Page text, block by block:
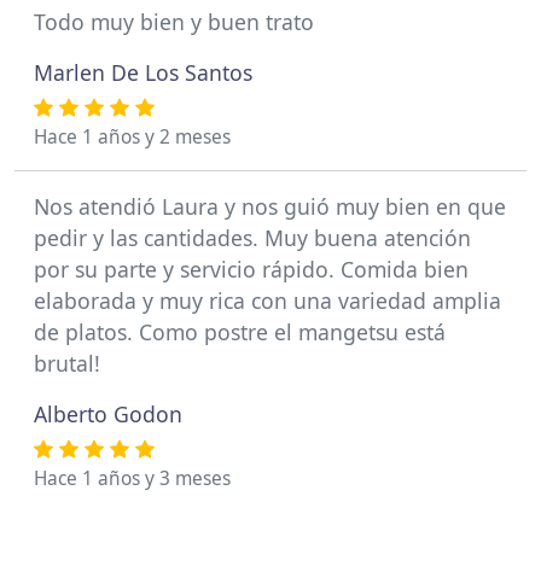
Todo muy bien y buen trato
Marlen De Los Santos
Hace 1 años y 2 meses
Nos atendió Laura y nos guió muy bien en que
pedir y las cantidades. Muy buena atención
por su parte y servicio rápido. Comida bien
elaborada y muy rica con una variedad amplia
de platos. Como postre el mangetsu está
brutal!
Alberto Godon
Hace 1 años y 3 meses